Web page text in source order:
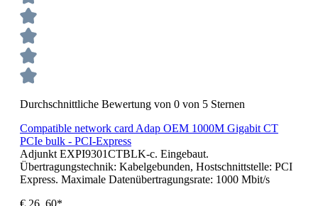
Durchschnittliche Bewertung von 0 von 5 Sternen
Compatible network card Adap OEM 1000M Gigabit CT
PCIe bulk - PCI-Express
Adjunkt EXPI9301CTBLK-c. Eingebaut.
Übertragungstechnik: Kabelgebunden, Hostschnittstelle: PCI
Express. Maximale Datenübertragungsrate: 1000 Mbit/s
€ 26 .60*